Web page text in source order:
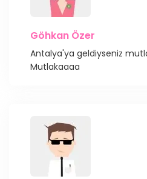
Göhkan Özer
Antalya'ya geldiyseniz
Mutlakaaaa